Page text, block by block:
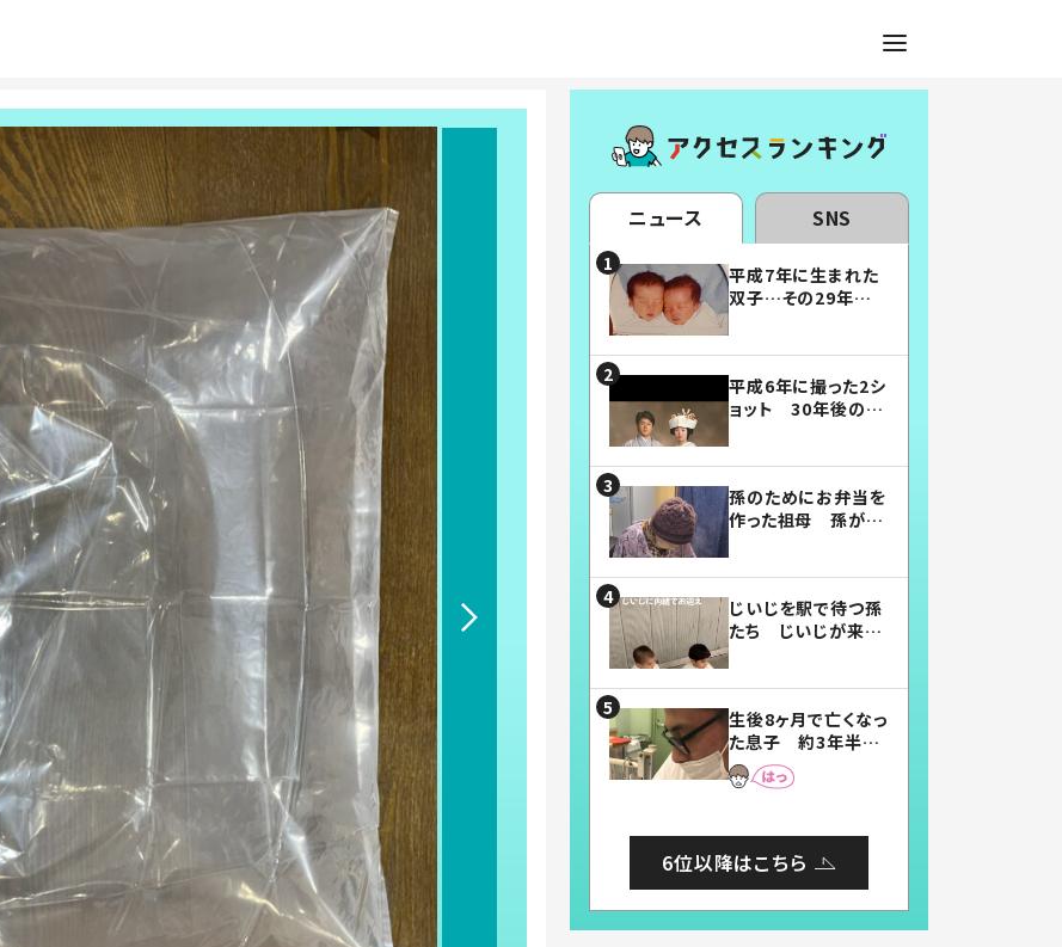
ニュース SNS
平成7年に生まれた
双子…その29年後
平成6年に撮った2シ
ョット 30年後の姿
孫のためにお弁当を
作った祖母 孫が絶
じいじを駅で待つ孫
たち じいじが来た
まらない」「幸せにな
れる」
生後8ヶ月で亡くなっ
た息子 約3年半
後、当時の妻の日記
に書いてあった本音
6位以降はこちら